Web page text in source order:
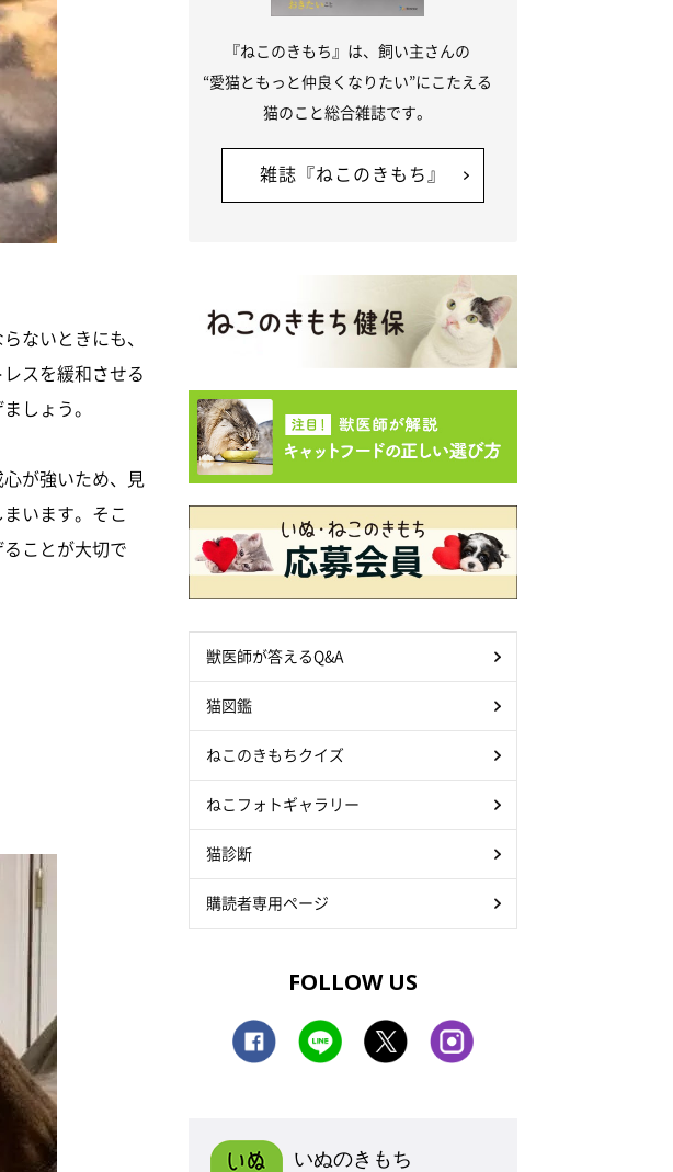
ないときにも、
スを緩和させる
しょう。
が強いため、見
います。そこ
ことが大切で
『ねこのきもち』は、飼い主さんの
“愛猫ともっと仲良くなりたい”にこたえる
猫のこと総合雑誌です。
雑誌『ねこのきもち』
獣医師が答えるQ&A
猫図鑑
ねこのきもちクイズ
ねこフォトギャラリー
猫診断
購読者専用ページ
FOLLOW US
いぬのきもち